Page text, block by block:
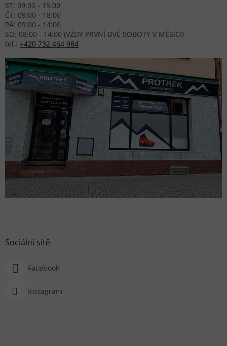
ST: 09:00 - 15:00
ČT: 09:00 - 18:00
PÁ: 09:00 - 14:00
SO: 08:00 - 14:00 (VŽDY PRVNÍ DVĚ SOBOTY V MĚSÍCI)
tel.: +420 732 464 984
Sociální sítě
Facebook
Instagram